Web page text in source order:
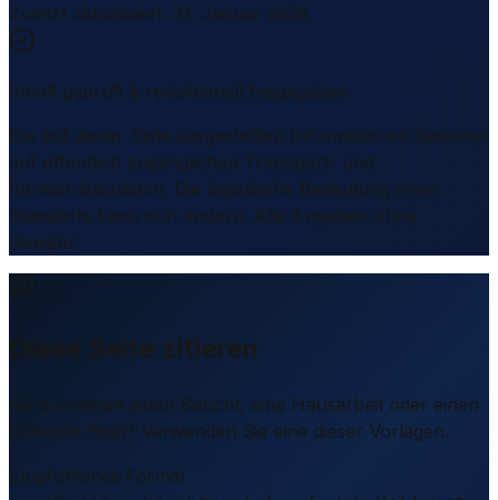
Zuletzt aktualisiert: 31. Januar 2026
Inhalt geprüft & redaktionell freigegeben
Die auf dieser Seite dargestellten Informationen basieren
auf öffentlich zugänglichen Transport- und
Infrastrukturdaten. Die logistische Bedeutung eines
Standorts kann sich ändern. Alle Angaben ohne
Gewähr.
Diese Seite zitieren
Sie schreiben einen Bericht, eine Hausarbeit oder einen
LinkedIn-Post? Verwenden Sie eine dieser Vorlagen.
Empfohlenes Format